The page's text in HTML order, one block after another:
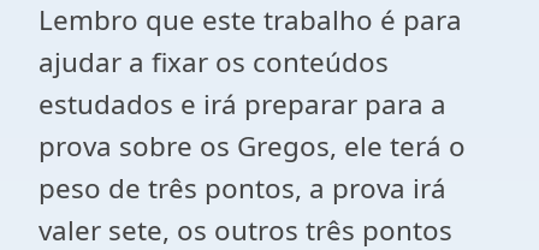
Lembro que este trabalho é para
ajudar a fixar os conteúdos
estudados e irá preparar para a
prova sobre os Gregos, ele terá o
peso de três pontos, a prova irá
valer sete, os outros três pontos